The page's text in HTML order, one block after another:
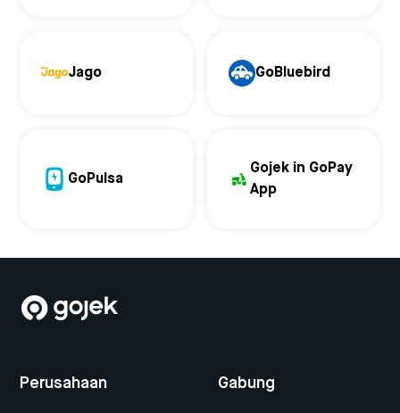
Jago GoBluebird
GoPulsa
Gojek in GoPay
App
Perusahaan Gabung